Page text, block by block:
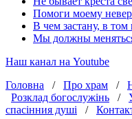
Помоги моему
В чем застану, в
Мы должны
Наш канал на Youtube
Головна / Про храм /
Розклад богослужінь /
спасінния душі /